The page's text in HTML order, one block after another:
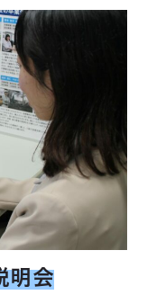
明会